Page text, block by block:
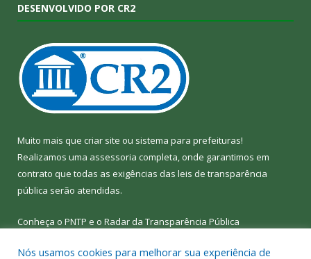
DESENVOLVIDO POR CR2
Muito mais que criar site ou sistema para prefeituras!
Realizamos uma assessoria completa, onde garantimos em
contrato que todas as exigências das leis de transparência
pública serão atendidas.
Conheça o PNTP e o Radar da Transparência Pública
Nós usamos cookies para melhorar sua experiência de